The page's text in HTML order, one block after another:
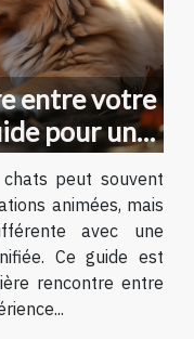
entre votre
pour un
peut souvent
animées, mais
avec une
Ce guide est
rencontre entre